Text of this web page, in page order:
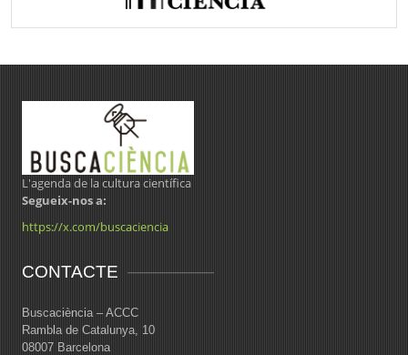
L'agenda de la cultura científica
Segueix-nos a:
https://x.com/buscaciencia
CONTACTE
Buscaciència – ACCC
Rambla de Catalunya, 10
08007 Barcelona